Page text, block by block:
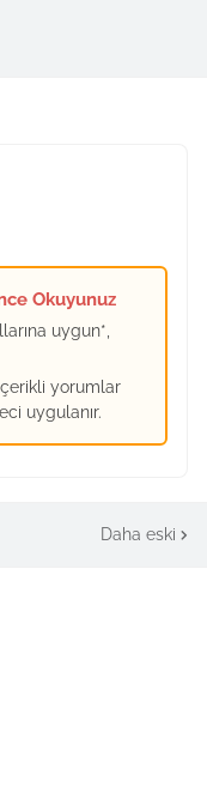
Okuyunuz
uygun*,
yorumlar
uygulanır.
Daha eski